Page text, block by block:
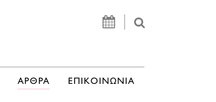
ΑΡΘΡΑ ΕΠΙΚΟΙΝΩΝΙΑ